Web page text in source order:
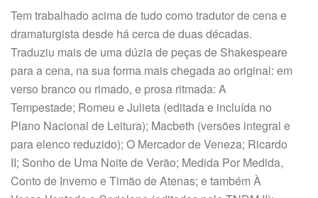
Tem trabalhado acima de tudo como tradutor de cena e
dramaturgista desde há cerca de duas décadas.
Traduziu mais de uma dúzia de peças de Shakespeare
para a cena, na sua forma mais chegada ao original: em
verso branco ou rimado, e prosa ritmada: A
Tempestade; Romeu e Julieta (editada e incluída no
Plano Nacional de Leitura); Macbeth (versões integral e
para elenco reduzido); O Mercador de Veneza; Ricardo
II; Sonho de Uma Noite de Verão; Medida Por Medida,
Conto de Inverno e Timão de Atenas; e também À